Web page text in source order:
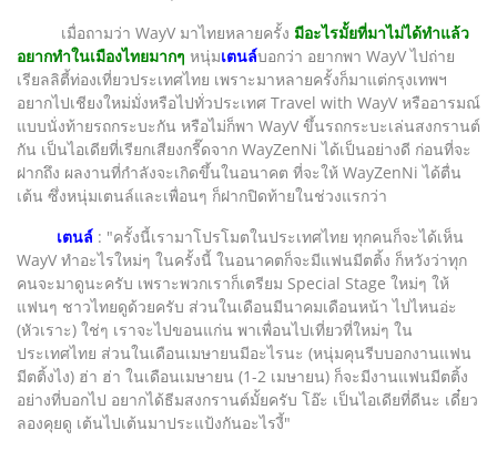
เมื่อถามว่า WayV มาไทยหลายครั้ง มีอะไรมั้ยที่มาไม่ได้ทำแล้ว
อยากทำในเมืองไทยมากๆ หนุ่มเตนล์บอกว่า อยากพา WayV ไปถ่าย
เรียลลิตี้ท่องเที่ยวประเทศไทย เพราะมาหลายครั้งก็มาแต่กรุงเทพฯ
อยากไปเชียงใหม่มั่งหรือไปทั่วประเทศ Travel with WayV หรืออารมณ์
แบบนั่งท้ายรถกระบะกัน หรือไม่ก็พา WayV ขึ้นรถกระบะเล่นสงกรานต์
กัน เป็นไอเดียที่เรียกเสียงกรี๊ดจาก WayZenNi ได้เป็นอย่างดี ก่อนที่จะ
ฝากถึง ผลงานที่กำลังจะเกิดขึ้นในอนาคต ที่จะให้ WayZenNi ได้ตื่น
เต้น ซึ่งหนุ่มเตนล์และเพื่อนๆ ก็ฝากปิดท้ายในช่วงแรกว่า
เตนล์ : "ครั้งนี้เรามาโปรโมตในประเทศไทย ทุกคนก็จะได้เห็น
WayV ทำอะไรใหม่ๆ ในครั้งนี้ ในอนาคตก็จะมีแฟนมีตติ้ง ก็หวังว่าทุก
คนจะมาดูนะครับ เพราะพวกเราก็เตรียม Special Stage ใหม่ๆ ให้
แฟนๆ ชาวไทยดูด้วยครับ ส่วนในเดือนมีนาคมเดือนหน้า ไปไหนอ่ะ
(หัวเราะ) ใช่ๆ เราจะไปขอนแก่น พาเพื่อนไปเที่ยวที่ใหม่ๆ ใน
ประเทศไทย ส่วนในเดือนเมษายนมีอะไรนะ (หนุ่มคุนรีบบอกงานแฟน
มีตติ้งไง) ฮ่า ฮ่า ในเดือนเมษายน (1-2 เมษายน) ก็จะมีงานแฟนมีตติ้ง
อย่างที่บอกไป อยากได้ธีมสงกรานต์มั้ยครับ โอ๊ะ เป็นไอเดียที่ดีนะ เดี๋ยว
ลองคุยดู เต้นไปเต้นมาประแป้งกันอะไรงี้"